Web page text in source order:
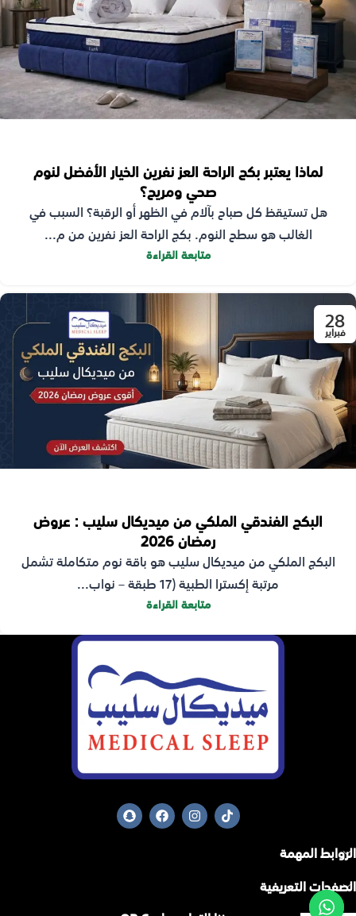
لماذا يعتبر بكج الراحة العز نفرين الخيار الأفضل لنوم
صحي ومريح؟
هل تستيقظ كل صباح بآلام في الظهر أو الرقبة؟ السبب في
الغالب هو سطح النوم. بكج الراحة العز نفرين من م...
متابعة القراءة
28
فبراير
البكج الفندقي الملكي من ميديكال سليب : عروض
رمضان 2026
البكج الملكي من ميديكال سليب هو باقة نوم متكاملة تشمل
مرتبة إكسترا الطبية (17 طبقة – نواب...
متابعة القراءة
الروابط المهمة
الصفحات التعريفية